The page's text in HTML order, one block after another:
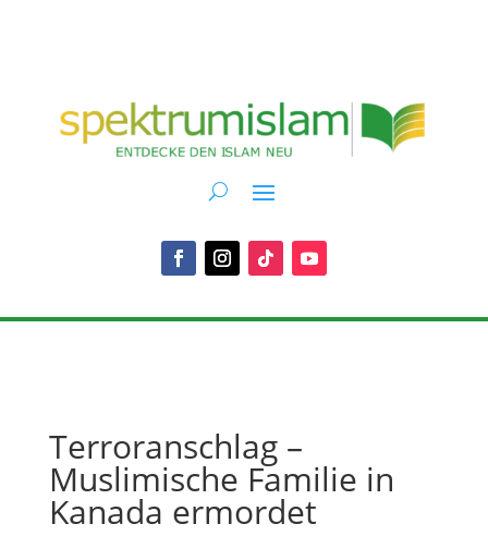
Terroranschlag –
Muslimische Familie in
Kanada ermordet